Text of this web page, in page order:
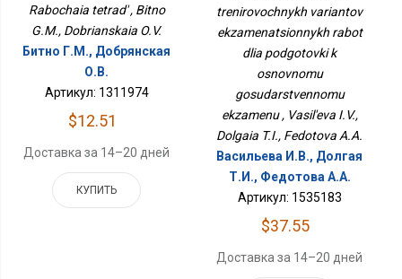
Rabochaia tetrad' , Bitno
G.M., Dobrianskaia O.V.
Битно Г.М., Добрянская
О.В.
Артикул: 1311974
$12.51
Доставка за 14–20 дней
КУПИТЬ
Работ Для Подготовки К
Основному
Государственному
Экзамену
trenirovochnykh variantov
ekzamenatsionnykh rabot
dlia podgotovki k
osnovnomu
gosudarstvennomu
ekzamenu , Vasil'eva I.V.,
Dolgaia T.I., Fedotova A.A.
Васильева И.В., Долгая
Т.И., Федотова А.А.
Артикул: 1535183
$37.55
Доставка за 14–20 дней